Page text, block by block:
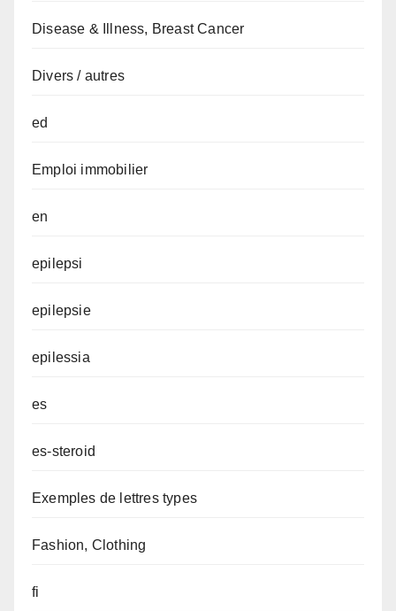
Disease & Illness, Breast Cancer
Divers / autres
ed
Emploi immobilier
en
epilepsi
epilepsie
epilessia
es
es-steroid
Exemples de lettres types
Fashion, Clothing
fi